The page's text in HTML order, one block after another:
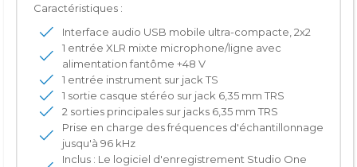
Caractéristiques :
Interface audio USB mobile ultra-compacte, 2x2
1 entrée XLR mixte microphone/ligne avec
alimentation fantôme +48 V
1 entrée instrument sur jack TS
1 sortie casque stéréo sur jack 6,35 mm TRS
2 sorties principales sur jacks 6,35 mm TRS
Prise en charge des fréquences d'échantillonnage
jusqu'à 96 kHz
Inclus : Le logiciel d'enregistrement Studio One